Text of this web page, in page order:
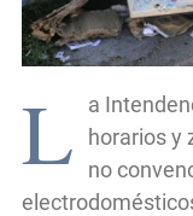
L
a
horarios y
no